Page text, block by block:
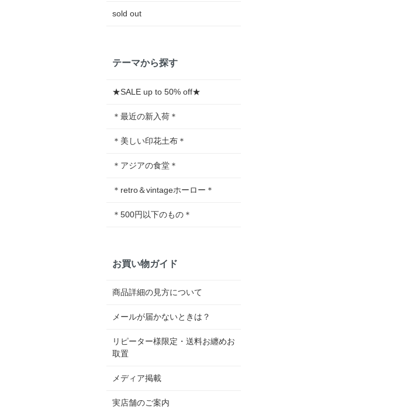
sold out
テーマから探す
★SALE up to 50% off★
＊最近の新入荷＊
＊美しい印花土布＊
＊アジアの食堂＊
＊retro＆vintageホーロー＊
＊500円以下のもの＊
お買い物ガイド
商品詳細の見方について
メールが届かないときは？
リピーター様限定・送料お纏めお
取置
メディア掲載
実店舗のご案内